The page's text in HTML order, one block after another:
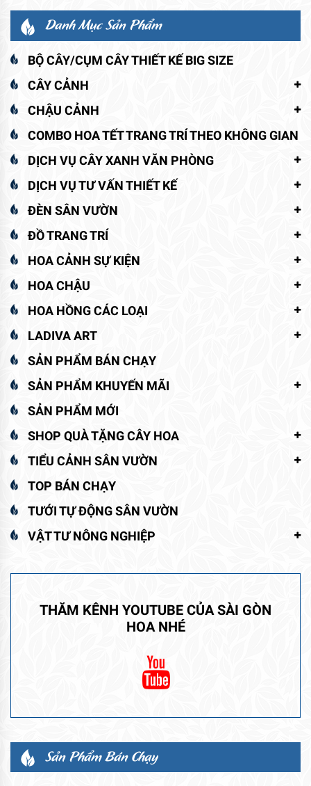
8.600.000 ₫.
Danh Mục Sản Phẩm
BỘ CÂY/CỤM CÂY THIẾT KẾ BIG SIZE
CÂY CẢNH
CHẬU CẢNH
COMBO HOA TẾT TRANG TRÍ THEO KHÔNG GIAN
DỊCH VỤ CÂY XANH VĂN PHÒNG
DỊCH VỤ TƯ VẤN THIẾT KẾ
ĐÈN SÂN VƯỜN
ĐỒ TRANG TRÍ
HOA CẢNH SỰ KIỆN
HOA CHẬU
HOA HỒNG CÁC LOẠI
LADIVA ART
SẢN PHẨM BÁN CHẠY
SẢN PHẨM KHUYẾN MÃI
SẢN PHẨM MỚI
SHOP QUÀ TẶNG CÂY HOA
TIỂU CẢNH SÂN VƯỜN
TOP BÁN CHẠY
TƯỚI TỰ ĐỘNG SÂN VƯỜN
VẬT TƯ NÔNG NGHIỆP
THĂM KÊNH YOUTUBE CỦA SÀI GÒN
HOA NHÉ
Sản Phẩm Bán Chạy